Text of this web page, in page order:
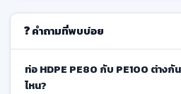
❓ คำถามที่พบบ่อย
ท่อ HDPE PE80 กับ PE100 ต่างกั
ไหน?